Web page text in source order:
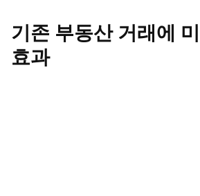
기존 부동산 거래에
효과